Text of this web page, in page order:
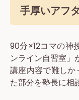
手厚いアフ
90分×12コマの神
ンライン自習室」
講座内容で難しか
た部分を塾長に相